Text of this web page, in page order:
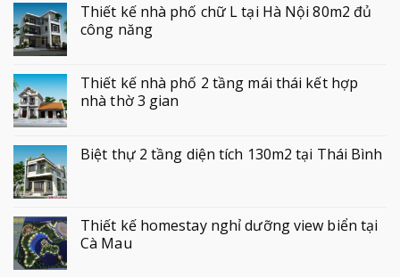
Thiết kế nhà phố chữ L tại Hà Nội 80m2 đủ
công năng
Thiết kế nhà phố 2 tầng mái thái kết hợp
nhà thờ 3 gian
Biệt thự 2 tầng diện tích 130m2 tại Thái Bình
Thiết kế homestay nghỉ dưỡng view biển tại
Cà Mau